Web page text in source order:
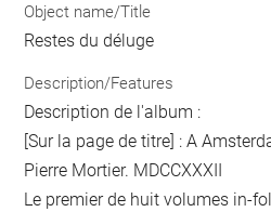
Object name/Title
Restes du déluge
Description/Features
Description de l'album :
[Sur la page de titre] : A
Pierre Mortier. MDCCXXXII
Le premier de huit volumes in-